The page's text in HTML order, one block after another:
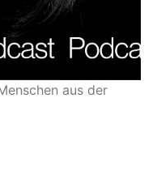
aus der